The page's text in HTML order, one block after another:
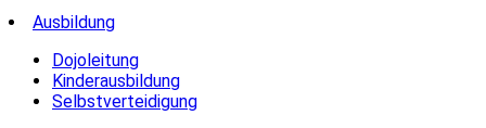
Ausbildung
Dojoleitung
Kinderausbildung
Selbstverteidigung